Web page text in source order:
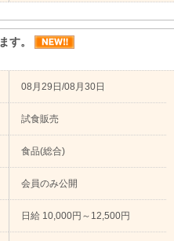
す。
08月29日/08月30日
試食販売
食品(総合)
会員のみ公開
日給 10,000円～12,500円